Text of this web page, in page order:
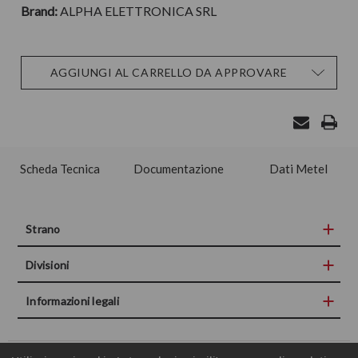
Brand:ALPHA ELETTRONICA SRL
attuale:AGGIUNGI AL CARRELLO DA APPROVARE
Scheda Tecnica Documentazione Dati Metel
Strano
Divisioni
Informazioni legali